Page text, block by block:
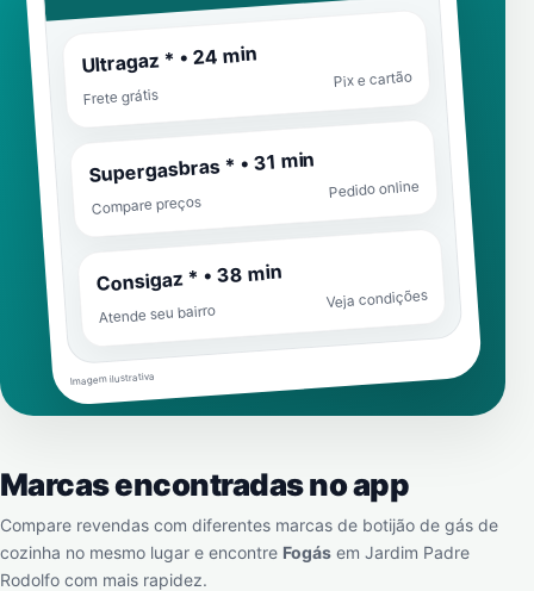
Ultragaz * • 24 min
Frete grátis
Pix e cartão
Supergasbras * • 31 min
Compare preços
Pedido online
Consigaz * • 38 min
Atende seu bairro
Veja condições
Imagem ilustrativa
Marcas encontradas no app
Compare revendas com diferentes marcas de botijão de gás de
cozinha no mesmo lugar e encontre Fogás em Jardim Padre
Rodolfo com mais rapidez.